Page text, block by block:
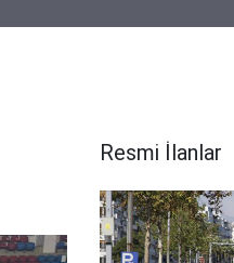
Resmi İlanlar